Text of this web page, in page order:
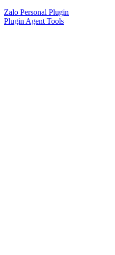
Zalo Personal Plugin
Plugin Agent Tools